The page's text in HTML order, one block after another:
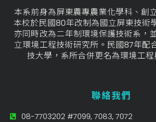
本系前身為屏東農專農業化學科、創
本校於民國80年改制為國立屏東技術
亦同時改為二年制環境保護技術系，
立環境工程技術研究所。民國87年配
技大學，系所合併更名為環境工程
聯絡我們
08-7703202 #7099, 7083, 7072